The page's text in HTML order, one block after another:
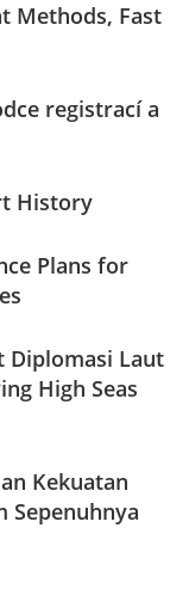
Methods, Fast
registrací a
History
Plans for
Diplomasi Laut
High Seas
Kekuatan
Sepenuhnya